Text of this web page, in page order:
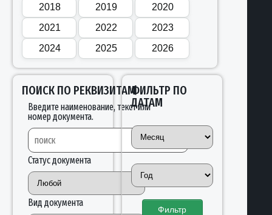
2018
2019
2020
2021
2022
2023
2024
2025 2026
ПОИСК ПО РЕКВИЗИТАМ
Введите наименование, текст или
номер документа.
Статус документа
Вид документа
ФИЛЬТР ПО
ДАТАМ
Фильтр